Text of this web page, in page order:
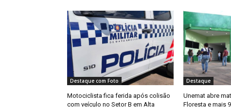
Destaque com Foto
Motociclista fica ferida após colisão
com veículo no Setor B em Alta
Destaque
Unemat abre
Floresta e mais